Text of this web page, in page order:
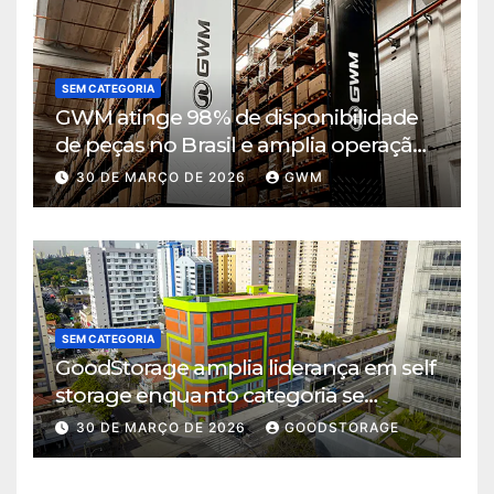
SEM CATEGORIA
GWM atinge 98% de disponibilidade
de peças no Brasil e amplia operação
logística em Cajamar
30 DE MARÇO DE 2026 GWM
SEM CATEGORIA
GoodStorage amplia liderança em self
storage enquanto categoria se
consolida em São Paulo
30 DE MARÇO DE 2026 GOODSTORAGE